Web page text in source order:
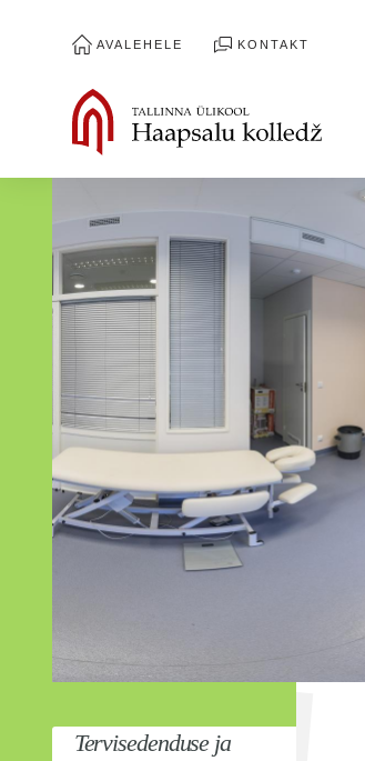
AVALEHELE KONTAKT
Tervisedenduse ja